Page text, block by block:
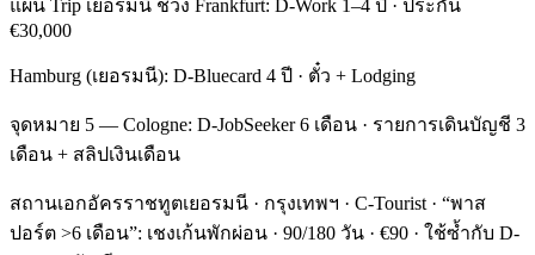
แผน Trip เยอรมนี ช่วง Frankfurt: D-Work 1–4 ปี · ประกัน
€30,000
Hamburg (เยอรมนี): D-Bluecard 4 ปี · ตั๋ว + Lodging
จุดหมาย 5 — Cologne: D-JobSeeker 6 เดือน · รายการเดินบัญชี 3
เดือน + สลิปเงินเดือน
สถานเอกอัครราชทูตเยอรมนี · กรุงเทพฯ · C-Tourist · “พาส
ปอร์ต >6 เดือน”: เชงเก้นพักผ่อน · 90/180 วัน · €90 · ใช้ซ้ำกับ D-